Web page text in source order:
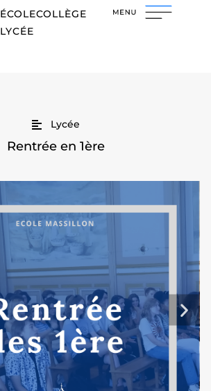
ÉCOLECOLLÈGE
LYCÉE
Lycée
Rentrée en 1ère